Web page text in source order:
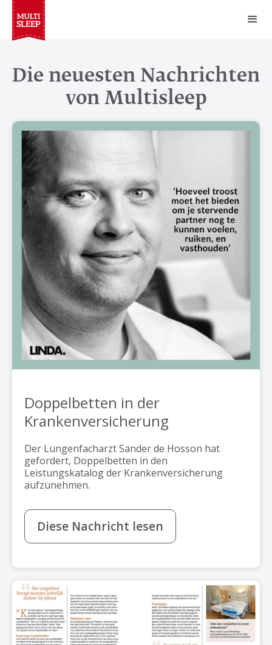
Die neuesten Nachrichten
von Multisleep
Doppelbetten in der
Krankenversicherung
Der Lungenfacharzt Sander de Hosson hat
gefordert, Doppelbetten in den
Leistungskatalog der Krankenversicherung
aufzunehmen.
Diese Nachricht lesen